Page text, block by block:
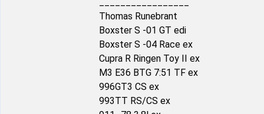
Thomas Runebrant
Boxster S -01 GT edi
Boxster S -04 Race ex
Cupra R Ringen Toy II ex
M3 E36 BTG 7:51 TF ex
996GT3 CS ex
993TT RS/CS ex